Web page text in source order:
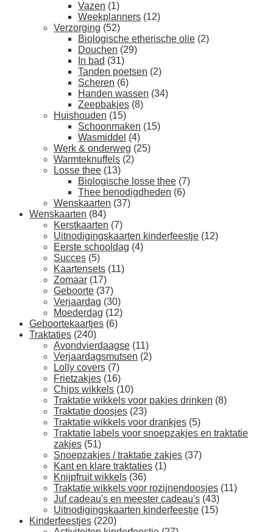
Vazen (1)
Weekplanners (12)
Verzorging (52)
Biologische etherische olie (2)
Douchen (29)
In bad (31)
Tanden poetsen (2)
Scheren (6)
Handen wassen (34)
Zeepbakjes (8)
Huishouden (15)
Schoonmaken (15)
Wasmiddel (4)
Werk & onderweg (25)
Warmteknuffels (2)
Losse thee (13)
Biologische losse thee (7)
Thee benodigdheden (6)
Wenskaarten (37)
Wenskaarten (84)
Kerstkaarten (7)
Uitnodigingskaarten kinderfeestje (12)
Eerste schooldag (4)
Succes (5)
Kaartensets (11)
Zomaar (17)
Geboorte (37)
Verjaardag (30)
Moederdag (12)
Geboortekaartjes (6)
Traktaties (240)
Avondvierdaagse (11)
Verjaardagsmutsen (2)
Lolly covers (7)
Frietzakjes (16)
Chips wikkels (10)
Traktatie wikkels voor pakjes drinken (8)
Traktatie doosjes (23)
Traktatie wikkels voor drankjes (5)
Traktatie labels voor snoepzakjes en traktatie
zakjes (51)
Snoepzakjes / traktatie zakjes (37)
Kant en klare traktaties (1)
Knijpfruit wikkels (36)
Traktatie wikkels voor rozijnendoosjes (11)
Juf cadeau's en meester cadeau's (43)
Uitnodigingskaarten kinderfeestje (15)
Kinderfeestjes (220)